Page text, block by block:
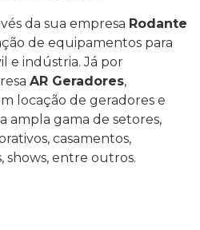
da sua empresa Rodante
de equipamentos para
e indústria. Já por
AR Geradores,
locação de geradores e
ampla gama de setores,
casamentos,
shows, entre outros.